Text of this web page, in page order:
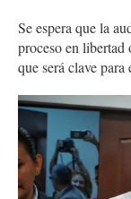
Se espera que la
proceso en
que será clave